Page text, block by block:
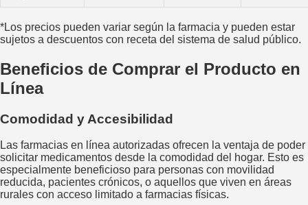
*Los precios pueden variar según la farmacia y pueden estar
sujetos a descuentos con receta del sistema de salud público.
Beneficios de Comprar el Producto en
Línea
Comodidad y Accesibilidad
Las farmacias en línea autorizadas ofrecen la ventaja de poder
solicitar medicamentos desde la comodidad del hogar. Esto es
especialmente beneficioso para personas con movilidad
reducida, pacientes crónicos, o aquellos que viven en áreas
rurales con acceso limitado a farmacias físicas.